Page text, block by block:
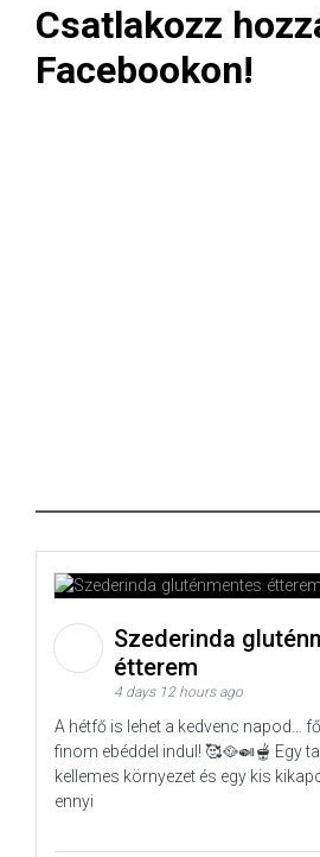
Csatlakozz
Facebookon!
Szederinda
étterem
4 days 12 hours ago
A hétfő is lehet a kedvenc napod…
finom ebéddel indul! 🥰🥘🍛🫕 Egy
kellemes környezet és egy kis
ennyi